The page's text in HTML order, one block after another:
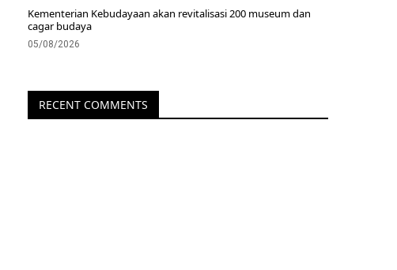
Kementerian Kebudayaan akan revitalisasi 200 museum dan
cagar budaya
05/08/2026
RECENT COMMENTS